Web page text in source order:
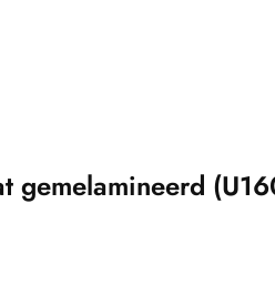
gemelamineerd